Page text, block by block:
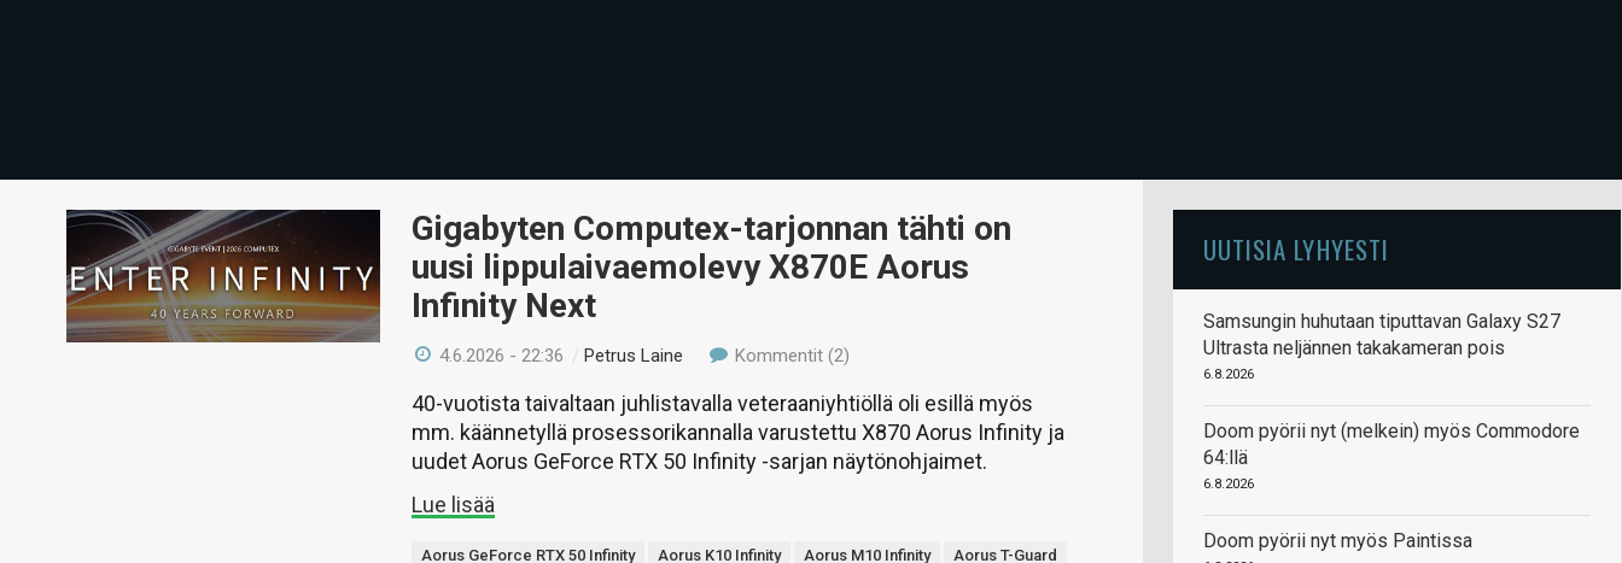
Gigabyten Computex-tarjonnan tähti on
uusi lippulaivaemolevy X870E Aorus
Infinity Next
4.6.2026 - 22:36 /Petrus Laine Kommentit (2)
40-vuotista taivaltaan juhlistavalla veteraaniyhtiöllä oli esillä myös
mm. käännetyllä prosessorikannalla varustettu X870 Aorus Infinity ja
uudet Aorus GeForce RTX 50 Infinity -sarjan näytönohjaimet.
Lue lisää
Aorus GeForce RTX 50 Infinity Aorus K10 Infinity Aorus M10 Infinity
Aorus T-Guard
UUTISIA LYHYESTI
Samsungin huhutaan tiputtavan Galaxy S27
Ultrasta neljännen takakameran pois
6.8.2026
Doom pyörii nyt (melkein) myös Commodore
64:llä
6.8.2026
Doom pyörii nyt myös Paintissa